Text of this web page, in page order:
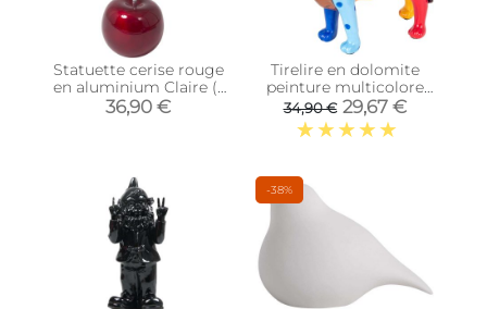
Statuette cerise rouge
en aluminium Claire (1
cerise 14 cm)
36,90 €
Tirelire en dolomite
peinture multicolore
(Chien)
34,90 € 29,67 €
-38%